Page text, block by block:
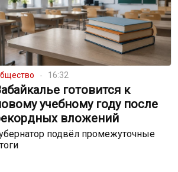
16:32
готовится к
учебному году после
вложений
подвёл промежуточные